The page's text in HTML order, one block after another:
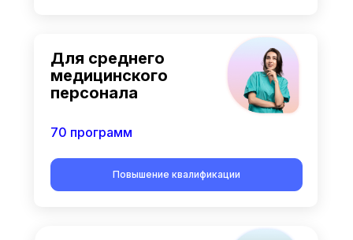
Для среднего
медицинского
персонала
70 программ
Повышение квалификации